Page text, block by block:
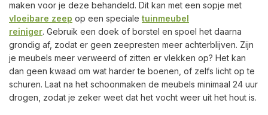
maken voor je deze behandeld. Dit kan met een sopje met
vloeibare zeep op een speciale tuinmeubel
reiniger. Gebruik een doek of borstel en spoel het daarna
grondig af, zodat er geen zeepresten meer achterblijven. Zijn
je meubels meer verweerd of zitten er vlekken op? Het kan
dan geen kwaad om wat harder te boenen, of zelfs licht op te
schuren. Laat na het schoonmaken de meubels minimaal 24 uur
drogen, zodat je zeker weet dat het vocht weer uit het hout is.